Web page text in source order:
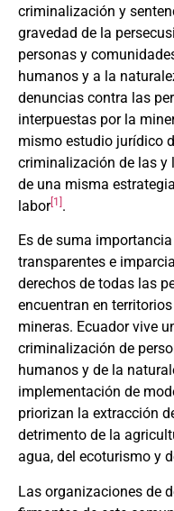
criminalización y
gravedad de la
personas y
humanos y a la
denuncias contra las
interpuestas por la
mismo estudio jurídico
criminalización de las y
de una misma
labor[1] .
Es de suma
transparentes e
derechos de todas las
encuentran en
mineras. Ecuador vive
criminalización de
humanos y de la
implementación de
priorizan la extracción
detrimento de la
agua, del ecoturismo y
Las organizaciones de